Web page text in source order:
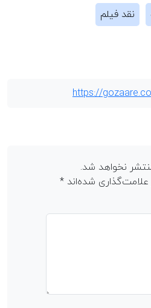
نقد فیلم
https://
نخواهد شد.
شده‌اند*